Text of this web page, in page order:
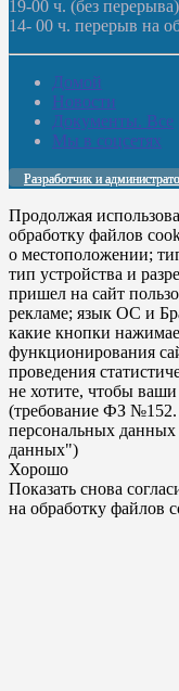
19-00 ч. (без
14- 00 ч. перерыв на
Домой
Новости
Документы. Все
Мы в соцсетях
Разработчик и
Продолжая
обработку файлов
о местоположении;
тип устройства и
пришел на сайт
рекламе; язык ОС и
какие кнопки
функционирования
проведения
не хотите, чтобы
(требование ФЗ №152.
персональных данных
данных")
Хорошо
Показать снова
на обработку файлов